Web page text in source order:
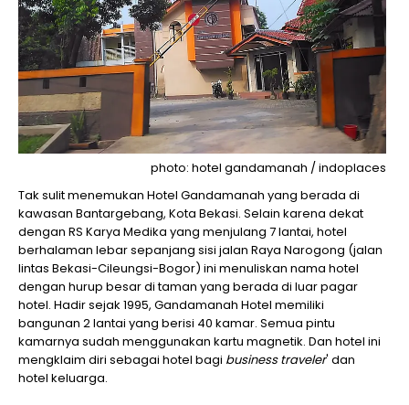
photo: hotel gandamanah / indoplaces
Tak sulit menemukan Hotel Gandamanah yang berada di
kawasan Bantargebang, Kota Bekasi. Selain karena dekat
dengan RS Karya Medika yang menjulang 7 lantai, hotel
berhalaman lebar sepanjang sisi jalan Raya Narogong (jalan
lintas Bekasi-Cileungsi-Bogor) ini menuliskan nama hotel
dengan hurup besar di taman yang berada di luar pagar
hotel. Hadir sejak 1995, Gandamanah Hotel memiliki
bangunan 2 lantai yang berisi 40 kamar. Semua pintu
kamarnya sudah menggunakan kartu magnetik. Dan hotel ini
mengklaim diri sebagai hotel bagi business traveler' dan
hotel keluarga.